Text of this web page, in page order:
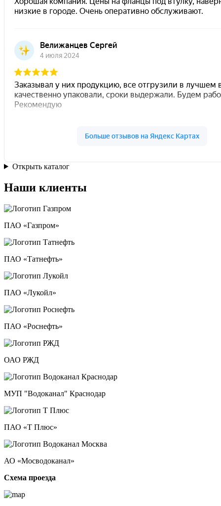
Открыть каталог
Наши клиенты
ПАО «Газпром»
ПАО «Татнефть»
ПАО «Лукойл»
ПАО «Роснефть»
ОАО РЖД
МУП "Водоканал" Краснодар
ПАО «Т Плюс»
АО «Мосводоканал»
Схема проезда